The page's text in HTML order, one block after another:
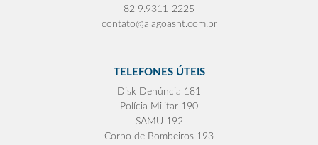
82 9.9311-2225
contato@alagoasnt.com.br
TELEFONES ÚTEIS
Disk Denúncia 181
Polícia Militar 190
SAMU 192
Corpo de Bombeiros 193